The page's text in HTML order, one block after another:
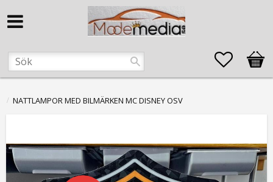
Favoriter
NATTLAMPOR MED BILMÄRKEN MC DISNEY OSV